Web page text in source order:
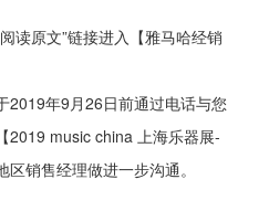
读原文”链接进入【雅马哈经销
2019年9月26日前通过电话与您
2019 music china 上海乐器展-
销售经理做进一步沟通。